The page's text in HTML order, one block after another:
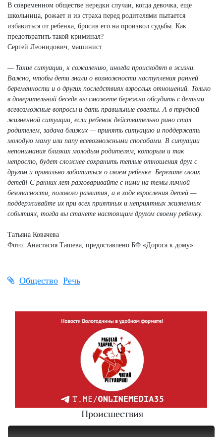
В современном обществе нередки случаи, когда девочка, еще
школьница, рожает и из страха перед родителями пытается
избавиться от ребенка, бросив его на произвол судьбы. Как
предотвратить такой криминал?
Сергей Леонидович, машинист
— Такие ситуации, к сожалению, иногда происходят в жизни.
Важно, чтобы дети знали о возможности наступления ранней
беременности и о других последствиях взрослых отношений. Только
в доверительной беседе вы сможете бережно обсудить с детьми
всевозможные вопросы и дать правильные советы. А в трудной
жизненной ситуации, если ребенок действительно рано стал
родителем, задача близких — принять ситуацию и поддержать
молодую маму или папу всевозможными способами. В ситуации
непонимания близких молодым родителям, которым и так
непросто, будет сложнее сохранить теплые отношения друг с
другом и правильно заботиться о своем ребенке. Берегите своих
детей! С ранних лет разговаривайте с ними на темы личной
безопасности, полового развития, а в ходе взросления детей —
поддерживайте их при всех приятных и неприятных жизненных
событиях, тогда вы станете настоящим другом своему ребенку.
Татьяна Ковачева
Фото: Анастасия Ташева, предоставлено БФ «Дорога к дому»
Общество Речь
Происшествия